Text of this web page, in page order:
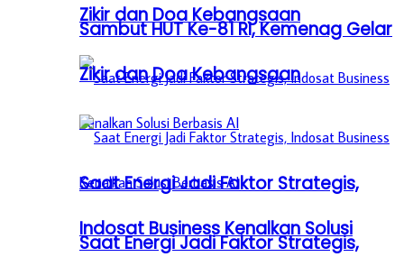
Zikir dan Doa Kebangsaan
Saat Energi Jadi Faktor Strategis,
Indosat Business Kenalkan Solusi
Sambut HUT Ke-81 RI, Kemenag Gelar
Zikir dan Doa Kebangsaan
Saat Energi Jadi Faktor Strategis,